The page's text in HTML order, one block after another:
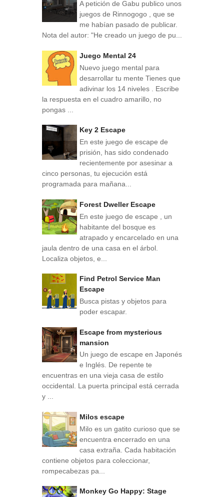
A petición de Gabu publico unos
juegos de Rinnogogo , que se
me habían pasado de publicar.
Nota del autor: "He creado un juego de pu...
Juego Mental 24
Nuevo juego mental para
desarrollar tu mente Tienes que
adivinar los 14 niveles . Escribe
la respuesta en el cuadro amarillo, no
pongas ...
Key 2 Escape
En este juego de escape de
prisión, has sido condenado
recientemente por asesinar a
cinco personas, tu ejecución está
programada para mañana...
Forest Dweller Escape
En este juego de escape , un
habitante del bosque es
atrapado y encarcelado en una
jaula dentro de una casa en el árbol.
Localiza objetos, e...
Find Petrol Service Man
Escape
Busca pistas y objetos para
poder escapar.
Escape from mysterious
mansion
Un juego de escape en Japonés
e Inglés. De repente te
encuentras en una vieja casa de estilo
occidental. La puerta principal está cerrada
y ...
Milos escape
Milo es un gatito curioso que se
encuentra encerrado en una
casa extraña. Cada habitación
contiene objetos para coleccionar,
rompecabezas pa...
Monkey Go Happy: Stage